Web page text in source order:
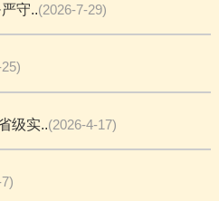
守..(2026-7-29)
级实..(2026-4-17)